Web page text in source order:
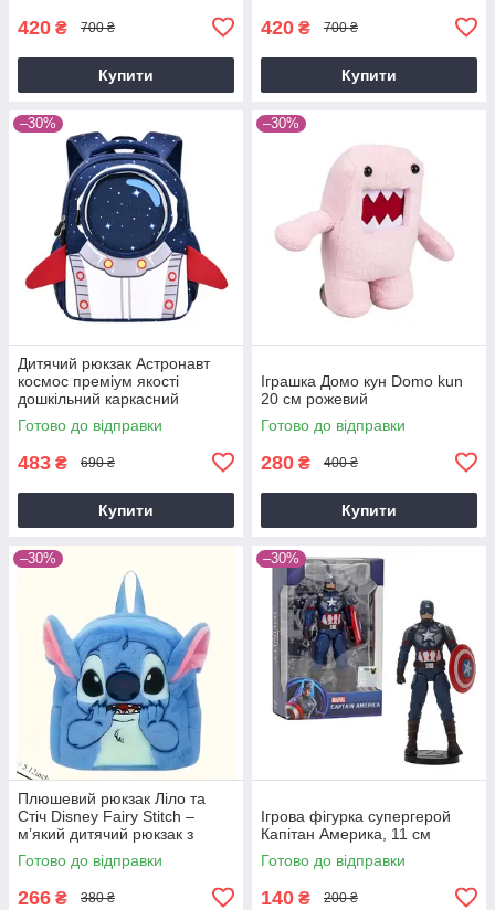
420 ₴ 700 ₴
Купити
420 ₴ 700 ₴
Купити
–30%
Дитячий рюкзак Астронавт
космос преміум якості
дошкільний каркасний
водовідштовхувальний
Готово до відправки
483 ₴ 690 ₴
Купити
–30%
Іграшка Домо кун Domo kun
20 см рожевий
Готово до відправки
280 ₴ 400 ₴
Купити
–30%
Плюшевий рюкзак Ліло та
Стіч Disney Fairy Stitch –
м’який дитячий рюкзак з
вушками та мордочкою
Готово до відправки
266 ₴ 380 ₴
–30%
Ігрова фігурка супергерой
Капітан Америка, 11 см
Готово до відправки
140 ₴ 200 ₴